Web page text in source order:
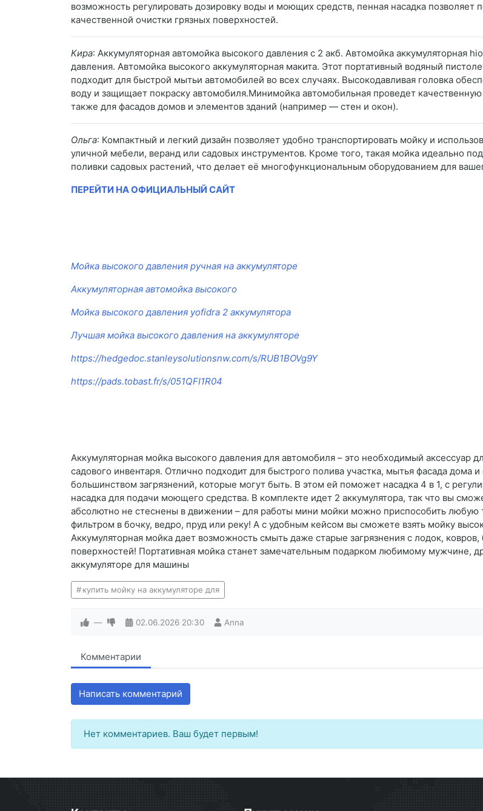
возможность регулировать дозировку воды и моющих средств, пенная насадка позволяет
качественной очистки грязных поверхностей.
Кира: Аккумуляторная автомойка высокого давления с 2 акб. Автомойка аккумуляторная
давления. Автомойка высокого аккумуляторная макита. Этот портативный водяный
подходит для быстрой мытьи автомобилей во всех случаях. Высокодавливая головка
воду и защищает покраску автомобиля.Минимойка автомобильная проведет
также для фасадов домов и элементов зданий (например — стен и окон).
Ольга: Компактный и легкий дизайн позволяет удобно транспортировать мойку и
уличной мебели, веранд или садовых инструментов. Кроме того, такая мойка идеально
поливки садовых растений, что делает её многофункциональным оборудованием для
ПЕРЕЙТИ НА ОФИЦИАЛЬНЫЙ САЙТ
Мойка высокого давления ручная на аккумуляторе
Аккумуляторная автомойка высокого
Мойка высокого давления yofidra 2 аккумулятора
Лучшая мойка высокого давления на аккумуляторе
https://hedgedoc.stanleysolutionsnw.com/s/RUB1BOVg9Y
https://pads.tobast.fr/s/051QFI1R04
Аккумуляторная мойка высокого давления для автомобиля – это необходимый аксессуар
садового инвентаря. Отлично подходит для быстрого полива участка, мытья фасада дома
большинством загрязнений, которые могут быть. В этом ей поможет насадка 4 в 1, с
насадка для подачи моющего средства. В комплекте идет 2 аккумулятора, так что вы
абсолютно не стеснены в движении – для работы мини мойки можно приспособить любую
фильтром в бочку, ведро, пруд или реку! А с удобным кейсом вы сможете взять мойку
Аккумуляторная мойка дает возможность смыть даже старые загрязнения с лодок,
поверхностей! Портативная мойка станет замечательным подарком любимому мужчине,
аккумуляторе для машины
купить мойку на аккумуляторе для
— 02.06.2026 20:30 Anna
Комментарии
Написать комментарий
Нет комментариев. Ваш будет первым!